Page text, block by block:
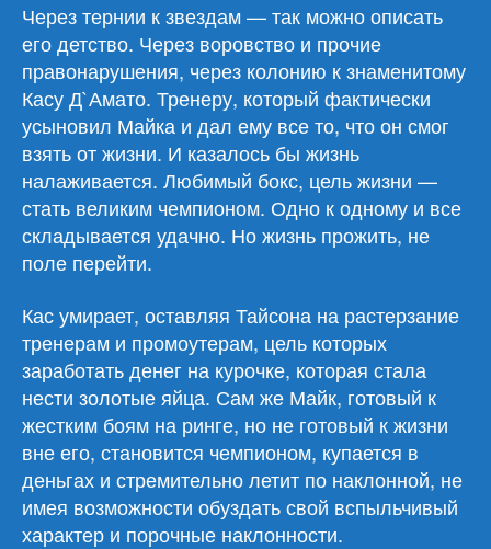
Через тернии к звездам — так можно описать
его детство. Через воровство и прочие
правонарушения, через колонию к знаменитому
Касу Д`Амато. Тренеру, который фактически
усыновил Майка и дал ему все то, что он смог
взять от жизни. И казалось бы жизнь
налаживается. Любимый бокс, цель жизни —
стать великим чемпионом. Одно к одному и все
складывается удачно. Но жизнь прожить, не
поле перейти.
Кас умирает, оставляя Тайсона на растерзание
тренерам и промоутерам, цель которых
заработать денег на курочке, которая стала
нести золотые яйца. Сам же Майк, готовый к
жестким боям на ринге, но не готовый к жизни
вне его, становится чемпионом, купается в
деньгах и стремительно летит по наклонной, не
имея возможности обуздать свой вспыльчивый
характер и порочные наклонности.